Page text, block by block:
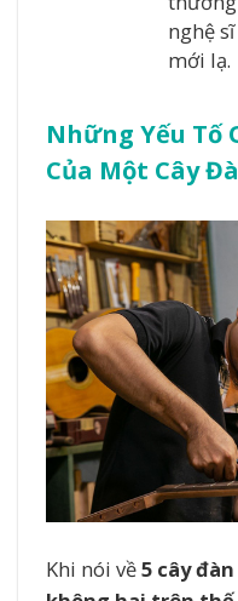
nghệ
mới lạ.
Những Yếu Tố
Của Một Cây
Khi nói về5 cây